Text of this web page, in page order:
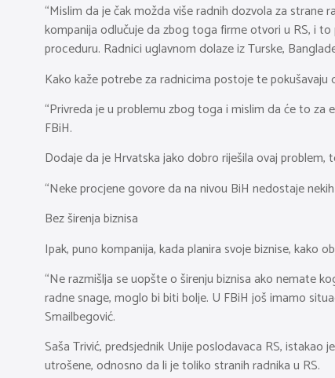
“Mislim da je čak možda više radnih dozvola za strane
kompanija odlučuje da zbog toga firme otvori u RS, i
proceduru. Radnici uglavnom dolaze iz Turske,
Kako kaže potrebe za radnicima postoje te
“Privreda je u problemu zbog toga i mislim da će to za
FBiH.
Dodaje da je Hrvatska jako dobro riješila ovaj
“Neke procjene govore da na nivou BiH nedostaje
Bez širenja biznisa
Ipak, puno kompanija, kada planira svoje biznise, kako
“Ne razmišlja se uopšte o širenju biznisa ako nemate
radne snage, moglo bi biti bolje. U FBiH još imamo
Smailbegović.
Saša Trivić, predsjednik Unije poslodavaca RS,
utrošene, odnosno da li je toliko stranih radnika u RS.